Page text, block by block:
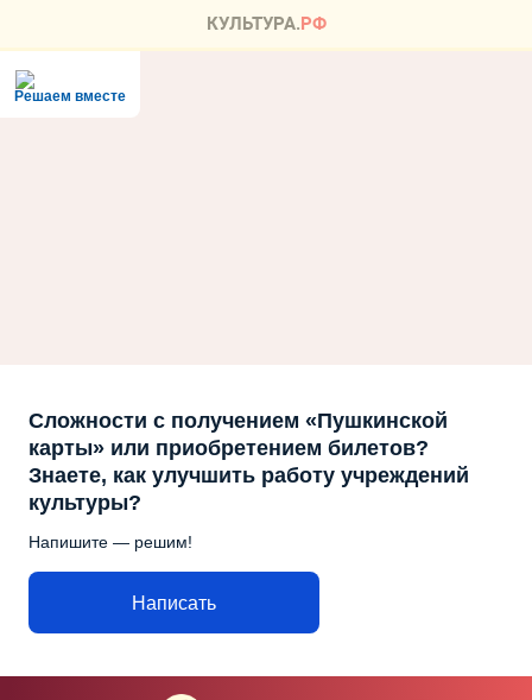
Решаем вместе
Сложности с получением «Пушкинской
карты» или приобретением билетов?
Знаете, как улучшить работу учреждений
культуры?
Напишите — решим!
Написать